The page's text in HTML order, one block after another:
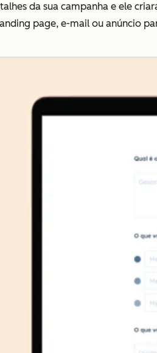
da sua campanha e ele
page, e-mail ou anúncio